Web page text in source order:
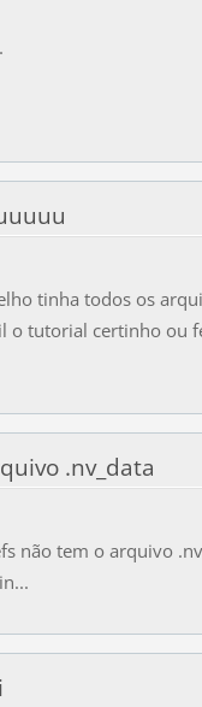
tinha todos os
o tutorial certinho ou
.nv_data
não tem o arquivo